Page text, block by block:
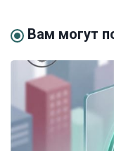
Вам могут